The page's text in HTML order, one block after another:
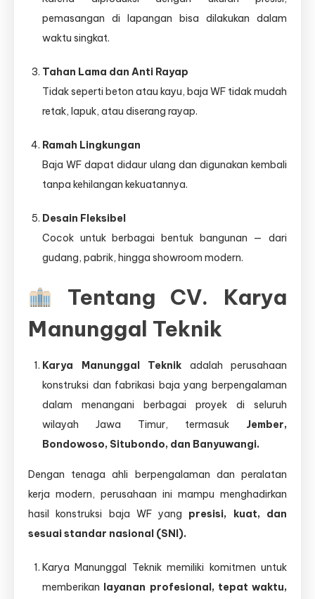
pemasangan di lapangan bisa dilakukan dalam
waktu singkat.
Tahan Lama dan Anti Rayap
Tidak seperti beton atau kayu, baja WF tidak mudah
retak, lapuk, atau diserang rayap.
Ramah Lingkungan
Baja WF dapat didaur ulang dan digunakan kembali
tanpa kehilangan kekuatannya.
Desain Fleksibel
Cocok untuk berbagai bentuk bangunan — dari
gudang, pabrik, hingga showroom modern.
Tentang CV. Karya
Manunggal Teknik
Karya Manunggal Teknik adalah perusahaan
konstruksi dan fabrikasi baja yang berpengalaman
dalam menangani berbagai proyek di seluruh
wilayah Jawa Timur, termasuk Jember,
Bondowoso, Situbondo, dan Banyuwangi.
Dengan tenaga ahli berpengalaman dan peralatan
kerja modern, perusahaan ini mampu menghadirkan
hasil konstruksi baja WF yang presisi, kuat, dan
sesuai standar nasional (SNI).
Karya Manunggal Teknik memiliki komitmen untuk
memberikan layanan profesional, tepat waktu,